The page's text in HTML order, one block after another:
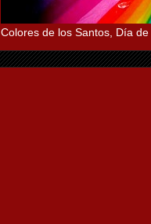
Colores de los Santos, Día de